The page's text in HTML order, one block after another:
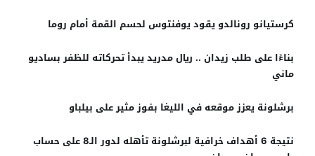
كرستيانو رونالدو يقود يوفنتوس لحسم القمة أمام روما
بناءًا على طلب زيدان .. ريال مدريد يبدأ تحركاته للظفر بساديو
ماني
برشلونة يعزز موقعه في الليغا بفوز مثير على بيلباو
نتيجة 6 أهداف خرافية لبرشلونة تأهله لدور الـ8 على حساب